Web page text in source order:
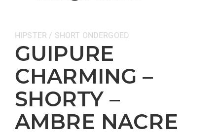
Categorieën:
HIPSTER / SHORT ONDERGOED
GUIPURE
CHARMING –
SHORTY –
AMBRE NACRE